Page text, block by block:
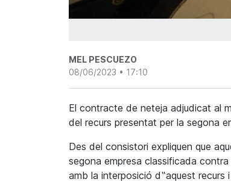
MEL PESCUEZO
08/06/2023 • 17:10
El contracte de neteja adjudicat al
del recurs presentat per la segona
Des del consistori expliquen que
segona empresa classificada
amb la interposició d‟aquest